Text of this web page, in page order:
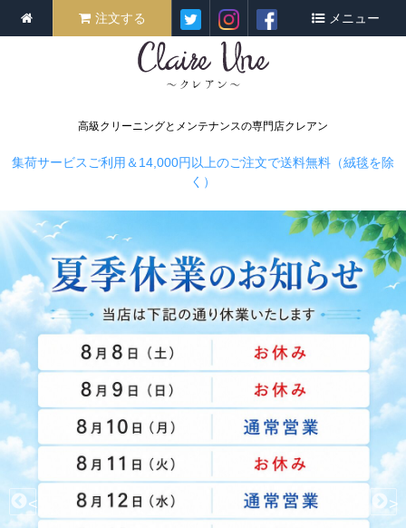
高級クリーニングとメンテナンスの専門店クレアン
注文する メニュー
集荷サービスご利用＆14,000円以上のご注文で送料無料（絨毯を除
く）
< >